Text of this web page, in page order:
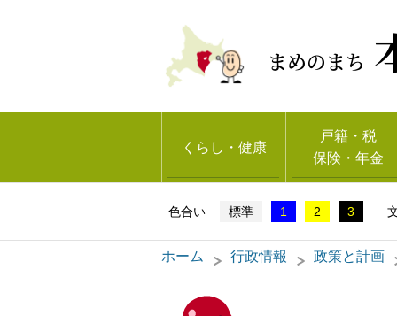
まめのまち
くらし・健康
戸籍・税
保険・年金
標準 1 2 3
ホーム 行政情報 政策と計画